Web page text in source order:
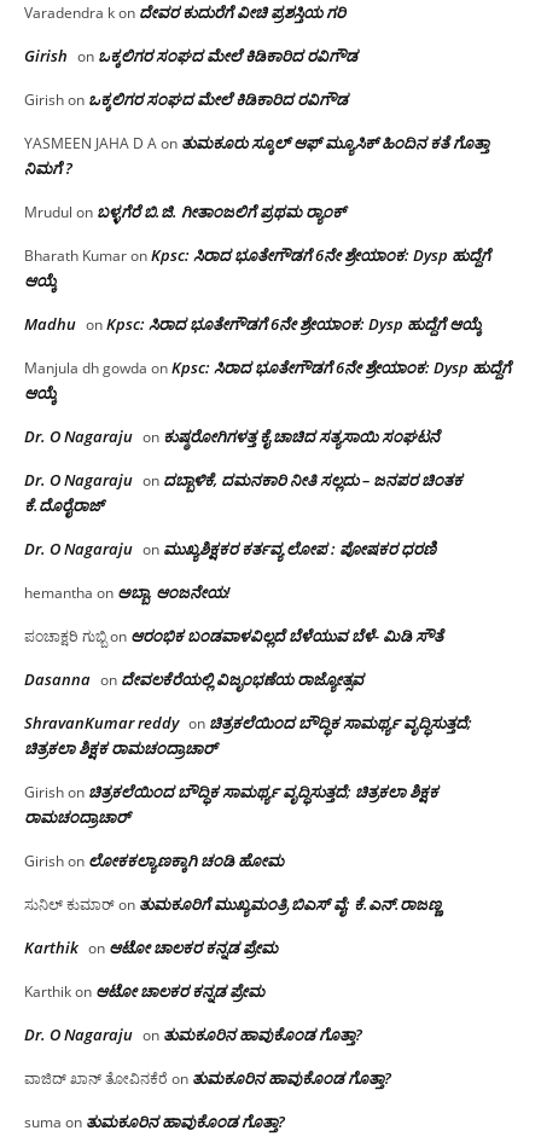
Varadendra kon ದೇವರ ಕುದುರೆಗೆ ವೀಚಿ ಪ್ರಶಸ್ತಿಯ ಗರಿ
Girish on ಒಕ್ಕಲಿಗರ ಸಂಘದ ಮೇಲೆ ಕಿಡಿಕಾರಿದ ರವಿಗೌಡ
Girishon ಒಕ್ಕಲಿಗರ ಸಂಘದ ಮೇಲೆ ಕಿಡಿಕಾರಿದ ರವಿಗೌಡ
YASMEEN JAHA D Aon ತುಮಕೂರು ಸ್ಕೂಲ್ ಆಫ್ ಮ್ಯೂಸಿಕ್ ಹಿಂದಿನ ಕತೆ ಗೊತ್ತಾ
ನಿಮಗೆ ?
Mrudul on ಬಳ್ಳಗೆರೆ ಬಿ.ಜಿ. ಗೀತಾಂಜಲಿಗೆ ಪ್ರಥಮ ರ‌್ಯಾಂಕ್
Bharath KumaronKpsc: ಸಿರಾದ ಭೂತೇಗೌಡಗೆ 6ನೇ ಶ್ರೇಯಾಂಕ: Dysp ಹುದ್ದೆಗೆ
ಆಯ್ಕೆ
Madhu onKpsc: ಸಿರಾದ ಭೂತೇಗೌಡಗೆ 6ನೇ ಶ್ರೇಯಾಂಕ: Dysp ಹುದ್ದೆಗೆ ಆಯ್ಕೆ
Manjula dh gowda onKpsc: ಸಿರಾದ ಭೂತೇಗೌಡಗೆ 6ನೇ ಶ್ರೇಯಾಂಕ: Dysp ಹುದ್ದೆಗೆ
ಆಯ್ಕೆ
Dr. O Nagaraju on ಕುಷ್ಠರೋಗಿಗಳತ್ತ ಕೈ ಚಾಚಿದ ಸತ್ಯಸಾಯಿ ಸಂಘಟನೆ
Dr. O Nagaraju on ದಬ್ಬಾಳಿಕೆ, ದಮನಕಾರಿ ನೀತಿ ಸಲ್ಲದು – ಜನಪರ ಚಿಂತಕ
ಕೆ.ದೊರೈರಾಜ್
Dr. O Nagaraju on ಮುಖ್ಯಶಿಕ್ಷಕರ ಕರ್ತವ್ಯ ಲೋಪ : ಪೋಷಕರ ಧರಣಿ
hemantha on ಅಬ್ಬಾ, ಆಂಜನೇಯ!
ಪಂಚಾಕ್ಷರಿ ಗುಬ್ಬಿon ಆರಂಭಿಕ ಬಂಡವಾಳವಿಲ್ಲದೆ ಬೆಳೆಯುವ ಬೆಳೆ- ಮಿಡಿ ಸೌತೆ
Dasanna on ದೇವಲಕೆರೆಯಲ್ಲಿ ವಿಜೃಂಭಣೆಯ ರಾಜ್ಯೋತ್ಸವ
ShravanKumar reddy on ಚಿತ್ರಕಲೆಯಿಂದ ಬೌದ್ಧಿಕ ಸಾಮರ್ಥ್ಯ ವೃದ್ಧಿಸುತ್ತದೆ;
ಚಿತ್ರಕಲಾ ಶಿಕ್ಷಕ ರಾಮಚಂದ್ರಾಚಾರ್
Girishon ಚಿತ್ರಕಲೆಯಿಂದ ಬೌದ್ಧಿಕ ಸಾಮರ್ಥ್ಯ ವೃದ್ಧಿಸುತ್ತದೆ; ಚಿತ್ರಕಲಾ ಶಿಕ್ಷಕ
ರಾಮಚಂದ್ರಾಚಾರ್
Girishon ಲೋಕಕಲ್ಯಾಣಕ್ಕಾಗಿ ಚಂಡಿ ಹೋಮ
ಸುನಿಲ್ ಕುಮಾರ್on ತುಮಕೂರಿಗೆ ಮುಖ್ಯಮಂತ್ರಿ ಬಿಎಸ್ ವೈ: ಕೆ.ಎನ್.ರಾಜಣ್ಣ
Karthik on ಆಟೋ ಚಾಲಕರ ಕನ್ನಡ ಪ್ರೇಮ
Karthikon ಆಟೋ ಚಾಲಕರ ಕನ್ನಡ ಪ್ರೇಮ
Dr. O Nagaraju on ತುಮಕೂರಿನ ಹಾವುಕೊಂಡ ಗೊತ್ತಾ?
ವಾಜಿದ್ ಖಾನ್ ತೋವಿನಕೆರೆ on ತುಮಕೂರಿನ ಹಾವುಕೊಂಡ ಗೊತ್ತಾ?
suma on ತುಮಕೂರಿನ ಹಾವುಕೊಂಡ ಗೊತ್ತಾ?